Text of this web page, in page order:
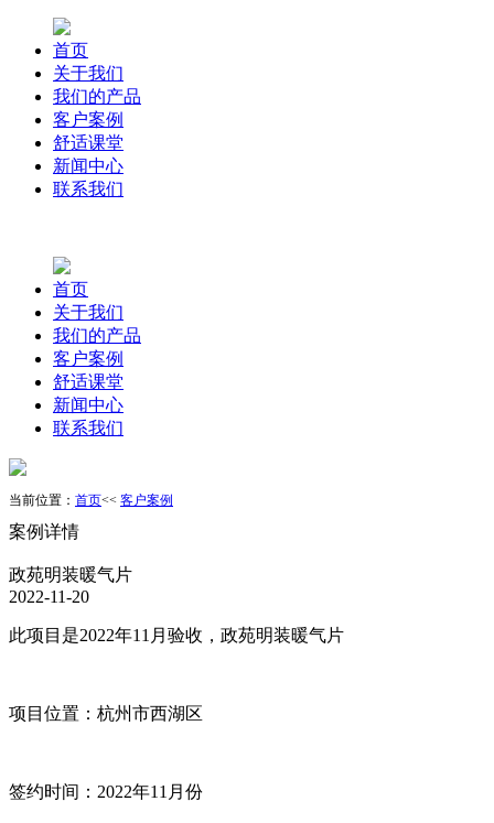
首页
关于我们
我们的产品
客户案例
舒适课堂
新闻中心
联系我们
首页
关于我们
我们的产品
客户案例
舒适课堂
新闻中心
联系我们
当前位置： 首页<< 客户案例
案例详情
政苑明装暖气片
2022-11-20
此项目是2022年11月验收，政苑明装暖气片
项目位置：杭州市西湖区
签约时间：2022年11月份